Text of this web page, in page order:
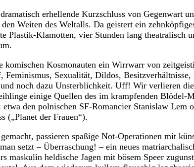
erhellende Kurzschluss von Gegenwart
Weiten des Weltalls. Da geistert ein
Plastik-Klamotten, vier Stunden lang theatralisch
Kosmonauten ein Wirrwarr von
Feminismus, Sexualität, Dildos,
noch dazu Unsterblichkeit. Uff! Wir verlieren
einige Quellen des im krampfenden Blödel-
den polnischen SF-Romancier Stanislaw Lem
(„Planet der Frauen“).
passieren spaßige Not-Operationen mit
setzt – Überraschung! – ein neues
maskulin heldische Jagen mit bösem Speer